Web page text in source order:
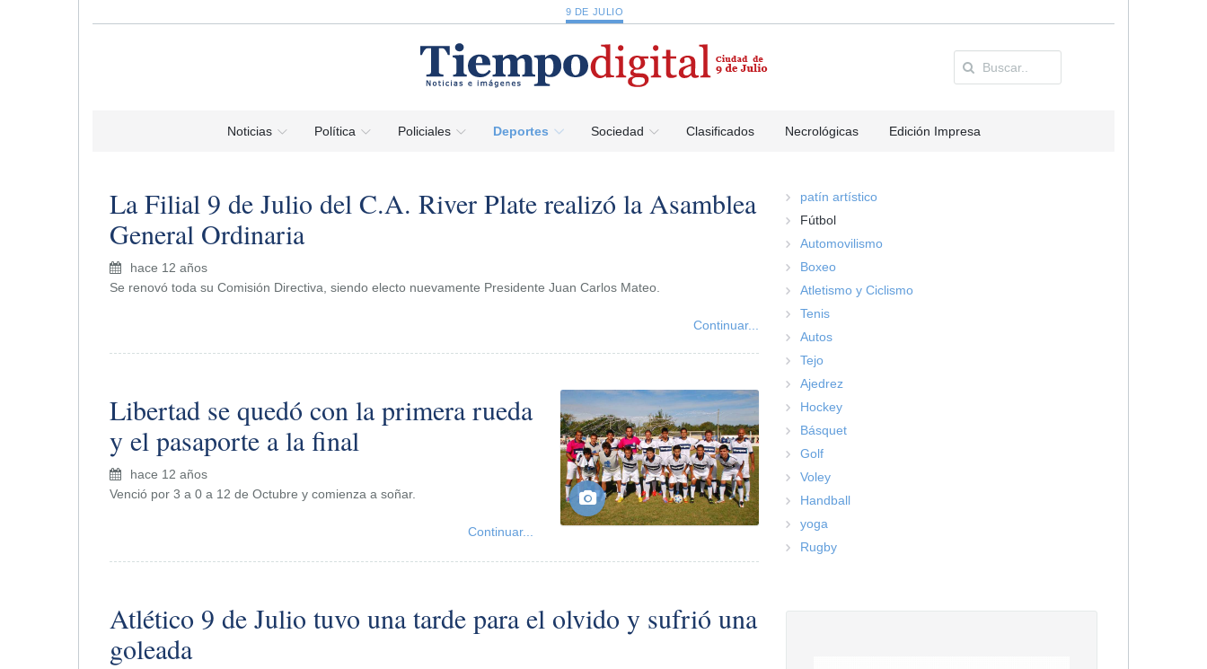
9 DE JULIO
Noticias Política Policiales Deportes Sociedad Clasificados Necrológicas Edición Impresa
La Filial 9 de Julio del C.A. River Plate realizó la Asamblea
General Ordinaria
hace 12 años
Se renovó toda su Comisión Directiva, siendo electo nuevamente Presidente Juan Carlos Mateo.
Continuar...
Libertad se quedó con la primera rueda
y el pasaporte a la final
hace 12 años
Venció por 3 a 0 a 12 de Octubre y comienza a soñar.
Continuar...
Atlético 9 de Julio tuvo una tarde para el olvido y sufrió una
goleada
patín artístico
Fútbol
Automovilismo
Boxeo
Atletismo y Ciclismo
Tenis
Autos
Tejo
Ajedrez
Hockey
Básquet
Golf
Voley
Handball
yoga
Rugby